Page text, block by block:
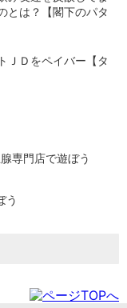
とは？【閣下のパタ
Ｄをペイバー【タ
専門店で遊ぼう
う